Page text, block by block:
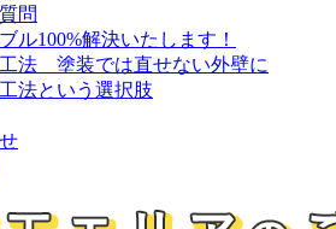
問
ル100%解決いたします！
法 塗装では直せない外壁に
法という選択肢